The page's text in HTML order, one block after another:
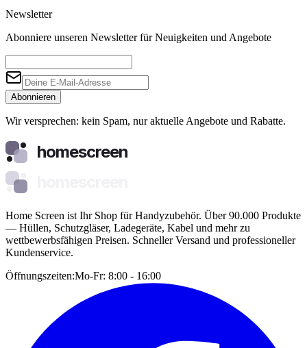
Newsletter
Abonniere unseren Newsletter für Neuigkeiten und Angebote
Abonnieren
Wir versprechen: kein Spam, nur aktuelle Angebote und Rabatte.
homescreen
Home Screen ist Ihr Shop für Handyzubehör. Über 90.000 Produkte
— Hüllen, Schutzgläser, Ladegeräte, Kabel und mehr zu
wettbewerbsfähigen Preisen. Schneller Versand und professioneller
Kundenservice.
Öffnungszeiten:Mo-Fr: 8:00 - 16:00